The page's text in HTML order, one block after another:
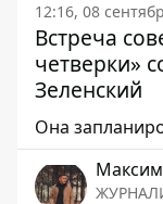
12:16, 08
Встреча
четверки»
Зеленский
Она